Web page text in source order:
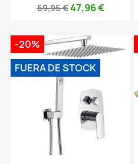
59,95 €47,96 €
-20%
FUERA DE STOCK